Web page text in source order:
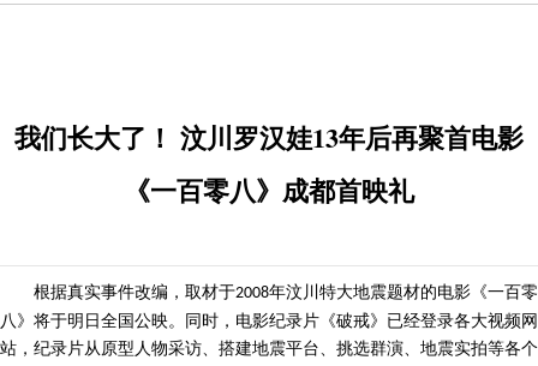
我们长大了！ 汶川罗汉娃13年后再聚首电影
《一百零八》成都首映礼
根据真实事件改编，取材于2008年汶川特大地震题材的电影《一百零
八》将于明日全国公映。同时，电影纪录片《破戒》已经登录各大视频网
站，纪录片从原型人物采访、搭建地震平台、挑选群演、地震实拍等各个